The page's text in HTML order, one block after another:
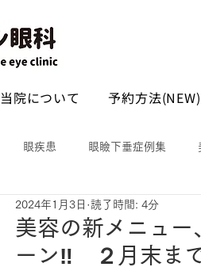
当院について 予約方法(NEW)
眼疾患 眼瞼下垂症例集
美容の新メニュ
ーン‼ ２月末ま
2024年1月3日 読了時間: 4分